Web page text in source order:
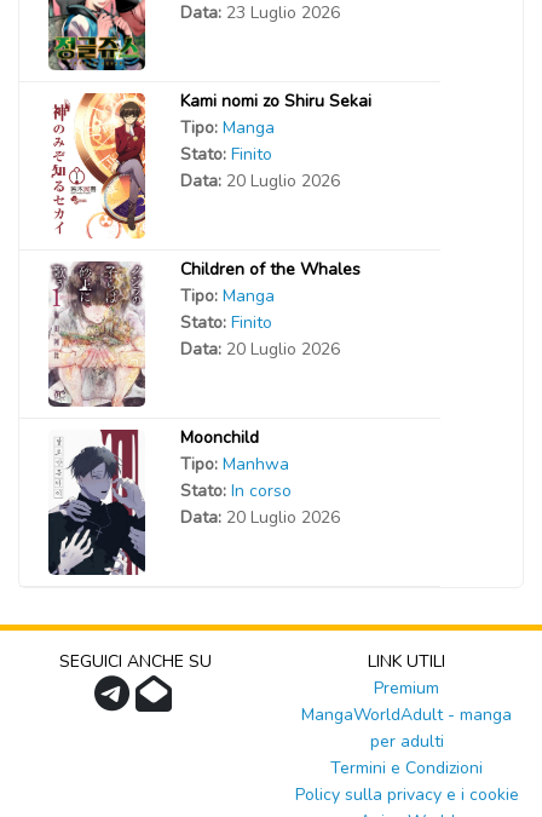
Data: 23 Luglio 2026
Kami nomi zo Shiru Sekai
Tipo: Manga
Stato: Finito
Data: 20 Luglio 2026
Children of the Whales
Tipo: Manga
Stato: Finito
Data: 20 Luglio 2026
Moonchild
Tipo: Manhwa
Stato: In corso
Data: 20 Luglio 2026
SEGUICI ANCHE SU
LINK UTILI
Premium
MangaWorldAdult - manga
per adulti
Termini e Condizioni
Policy sulla privacy e i cookie